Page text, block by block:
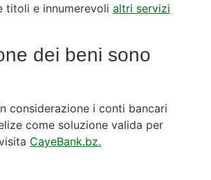
titoli e innumerevoli altri servizi
dei beni sono
considerazione i conti bancari
come soluzione valida per
CayeBank.bz.